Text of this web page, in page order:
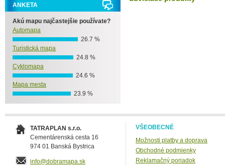
ANKETA
Akú mapu najčastejšie používate?
Automapa
26.7 %
Turistická mapa
24.8 %
Cyklomapa
24.6 %
Mapa mesta
23.9 %
TATRAPLAN s.r.o.
Cementárenská cesta 16
974 01 Banská Bystrica
info@dobramapa.sk
VŠEOBECNÉ
Možnosti platby a doprava
Obchodné podmienky
Reklamačný poriadok